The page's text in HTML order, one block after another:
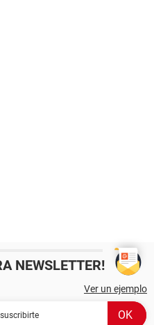
NEWSLETTER!
Ver un ejemplo